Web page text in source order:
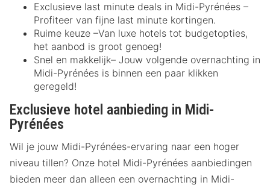
Exclusieve last minute deals in Midi-Pyrénées –
Profiteer van fijne last minute kortingen.
Ruime keuze –Van luxe hotels tot budgetopties,
het aanbod is groot genoeg!
Snel en makkelijk– Jouw volgende overnachting in
Midi-Pyrénées is binnen een paar klikken
geregeld!
Exclusieve hotel aanbieding in Midi-
Pyrénées
Wil je jouw Midi-Pyrénées-ervaring naar een hoger
niveau tillen? Onze hotel Midi-Pyrénées aanbiedingen
bieden meer dan alleen een overnachting in Midi-